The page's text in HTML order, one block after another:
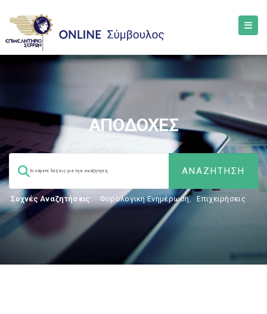
ΑΠΟΔΟΧΕΣ
Συχνές Αναζητήσεις: Φορολογικη Ενημέρωση, Επιχειρήσεις